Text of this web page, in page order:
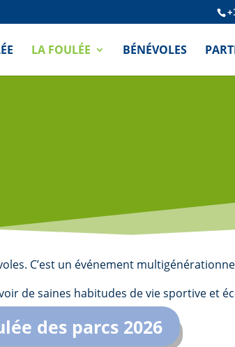
LA FOULÉE BÉNÉVOLES
C’est un événement
de saines habitudes de vie sportive et
des parcs 2026